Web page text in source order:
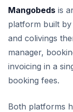
Mangobeds is
platform built
and colivings
manager,
invoicing in a
booking fees.
Both platforms